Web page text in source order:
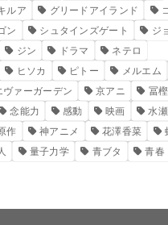
ルア グリードアイランド
ン シュタインズゲート
ジ
ジン ドラマ
ネテロ
ヒソカ ピトー メルエム
ァーガーデン
京アニ 冨樫
念能力 感動 映画
水
作 神アニメ 花澤香菜
量子力学 青ブタ 青春